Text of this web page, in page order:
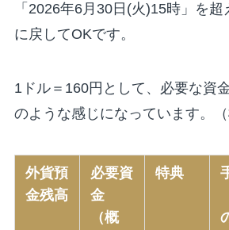
「2026年6月30日(火)15時」を
に戻してOKです。
1ドル＝160円として、必要な資
のような感じになっています。（
外貨預
金残高
必要資
金
（概
特典